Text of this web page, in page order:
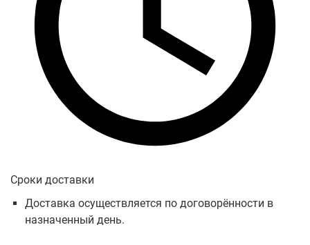
Сроки доставки
Доставка осуществляется по договорённости в
назначенный день.